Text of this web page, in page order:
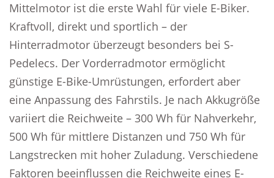
Mittelmotor ist die erste Wahl für viele E-Biker.
Kraftvoll, direkt und sportlich – der
Hinterradmotor überzeugt besonders bei S-
Pedelecs. Der Vorderradmotor ermöglicht
günstige E-Bike-Umrüstungen, erfordert aber
eine Anpassung des Fahrstils. Je nach Akkugröße
variiert die Reichweite – 300 Wh für Nahverkehr,
500 Wh für mittlere Distanzen und 750 Wh für
Langstrecken mit hoher Zuladung. Verschiedene
Faktoren beeinflussen die Reichweite eines E-